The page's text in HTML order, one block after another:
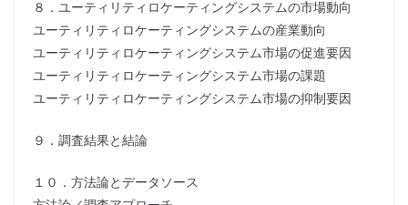
８．ユーティリティロケーティングシステムの市場動向
ユーティリティロケーティングシステムの産業動向
ユーティリティロケーティングシステム市場の促進要因
ユーティリティロケーティングシステム市場の課題
ユーティリティロケーティングシステム市場の抑制要因
９．調査結果と結論
１０．方法論とデータソース